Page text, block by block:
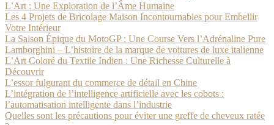
L’Art : Une Exploration de l’Âme Humaine
Les 4 Projets de Bricolage Maison Incontournables pour Embellir
Votre Intérieur
La Saison Épique du MotoGP : Une Course Vers l’Adrénaline Pure
Lamborghini – L’histoire de la marque de voitures de luxe italienne
L’Art Coloré du Textile Indien : Une Richesse Culturelle à
Découvrir
L’essor fulgurant du commerce de détail en Chine
L’intégration de l’intelligence artificielle avec les cobots :
l’automatisation intelligente dans l’industrie
Quelles sont les précautions pour éviter une greffe de cheveux ratée